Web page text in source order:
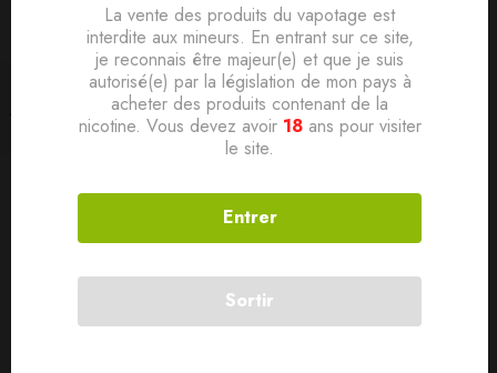
Filtrer
C4 0MG 50ML – SAIYEN
VAPORS BY SWOKE
50 ML
CASSIS MANGO GELATO 50
ML – X BY RIOT
La vente des produits du vapotage est
interdite aux mineurs. En entrant sur ce site,
je reconnais être majeur(e) et que je suis
autorisé(e) par la législation de mon pays à
acheter des produits contenant de la
nicotine. Vous devez avoir 18ans pour visiter
le site.
Entrer
Sortir